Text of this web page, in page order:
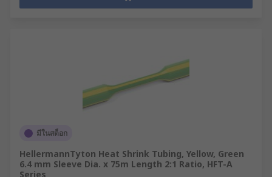
มีในสต็อก
HellermannTyton Heat Shrink Tubing, Yellow, Green
6.4 mm Sleeve Dia. x 75m Length 2:1 Ratio, HFT-A
Series